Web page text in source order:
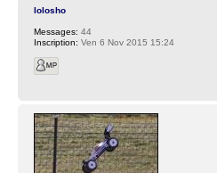
lolosho
Messages: 44
Inscription: Ven 6 Nov 2015 15:24